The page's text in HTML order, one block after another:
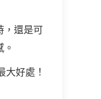
，還是可
大好處！